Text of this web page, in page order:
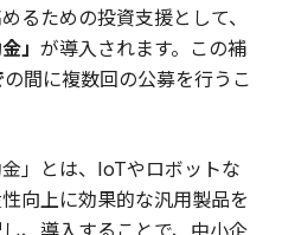
るための投資支援として、
」 が導入されます。この補
の間に複数回の公募を行うこ
」とは、IoTやロボットな
向上に効果的な汎用製品を
し、導入することで、中小企